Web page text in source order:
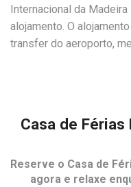
Internacional da
alojamento. O
transfer do aeroporto,
Casa de Férias
Reserve o Casa de
agora e relaxe